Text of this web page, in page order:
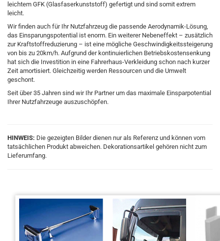
leichtem GFK (Glasfaserkunststoff) gefertigt und sind somit extrem
leicht.
Wir finden auch für Ihr Nutzfahrzeug die passende Aerodynamik-Lösung,
das Einsparungspotential ist enorm. Ein weiterer Nebeneffekt – zusätzlich
zur Kraftstoffreduzierung – ist eine mögliche Geschwindigkeitssteigerung
von bis zu 20km/h. Aufgrund der kontinuierlichen Betriebskostensenkung
hat sich die Investition in eine Fahrerhaus-Verkleidung schon nach kurzer
Zeit amortisiert. Gleichzeitig werden Ressourcen und die Umwelt
geschont.
Seit über 35 Jahren sind wir Ihr Partner um das maximale Einsparpotential
Ihrer Nutzfahrzeuge auszuschöpfen.
HINWEIS: Die gezeigten Bilder dienen nur als Referenz und können vom
tatsächlichen Produkt abweichen. Dekorationsartikel gehören nicht zum
Lieferumfang.